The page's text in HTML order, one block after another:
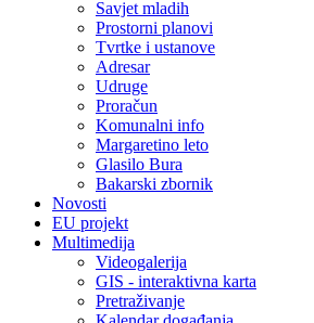
Savjet mladih
Prostorni planovi
Tvrtke i ustanove
Adresar
Udruge
Proračun
Komunalni info
Margaretino leto
Glasilo Bura
Bakarski zbornik
Novosti
EU projekt
Multimedija
Videogalerija
GIS - interaktivna karta
Pretraživanje